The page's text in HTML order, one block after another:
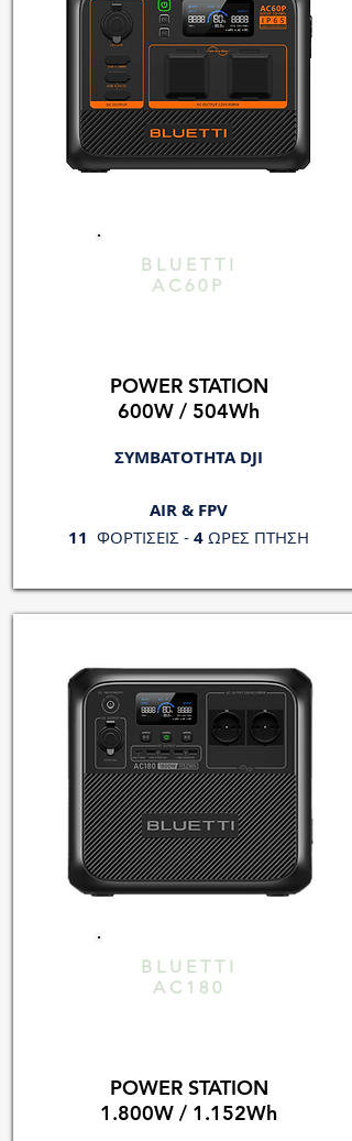
BLUETTI
AC60P
POWER STATION
600W / 504Wh
ΣΥΜΒΑΤΟΤΗΤΑ DJI
AIR & FPV
11 ΦΟΡΤΙΣΕΙΣ - 4 ΩΡΕΣ ΠΤΗΣΗ
BLUETTI
AC180
POWER STATION
1.800W / 1.152Wh